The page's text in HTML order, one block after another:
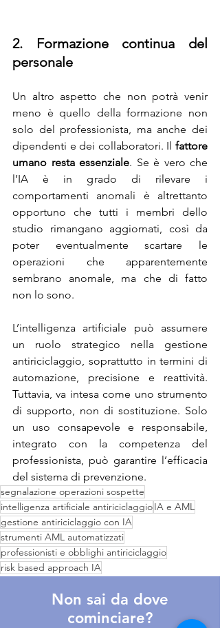
2. Formazione continua del
personale
Un altro aspetto che non potrà venir
meno è quello della formazione non
solo del professionista, ma anche dei
dipendenti e dei collaboratori. Il fattore
umano resta essenziale. Se è vero che
l’IA è in grado di rilevare i
comportamenti anomali è altrettanto
opportuno che tutti i membri dello
studio rimangano aggiornati, così da
poter eventualmente scartare le
operazioni che apparentemente
sembrano anomale, ma che di fatto
non lo sono.
L’intelligenza artificiale può assumere
un ruolo strategico nella gestione
antiriciclaggio, soprattutto in termini di
automazione, precisione e reattività.
Tuttavia, va intesa come uno strumento
di supporto, non di sostituzione. Solo
un uso consapevole e responsabile,
integrato con la competenza del
professionista, può garantire l’efficacia
del sistema di prevenzione.
segnalazione operazioni sospette
intelligenza artificiale antiriciclaggioIA e AML
gestione antiriciclaggio con IA
strumenti AML automatizzati
professionisti e obblighi antiriciclaggio
risk based approach IA
Non sai da dove
cominciare?